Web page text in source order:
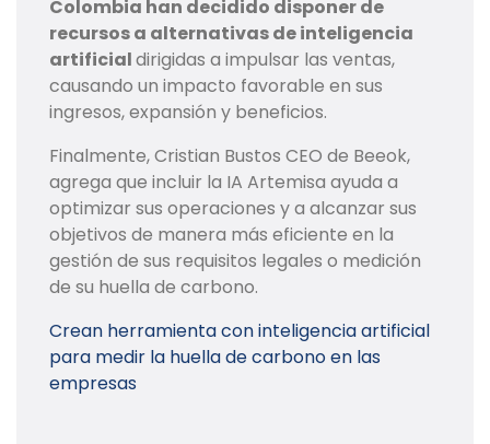
Colombia han decidido disponer de
recursos a alternativas de inteligencia
artificialdirigidas a impulsar las ventas,
causando un impacto favorable en sus
ingresos, expansión y beneficios.
Finalmente, Cristian Bustos CEO de Beeok,
agrega que incluir la IA Artemisa ayuda a
optimizar sus operaciones y a alcanzar sus
objetivos de manera más eficiente en la
gestión de sus requisitos legales o medición
de su huella de carbono.
Crean herramienta con inteligencia artificial
para medir la huella de carbono en las
empresas